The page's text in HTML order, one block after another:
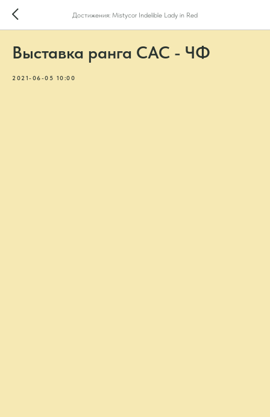
Достижения: Mistycor Indelible Lady in Red
Выставка ранга САС - ЧФ
2021-06-05 10:00